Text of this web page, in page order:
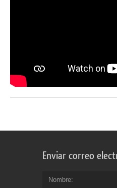
Enviar correo
Nombre